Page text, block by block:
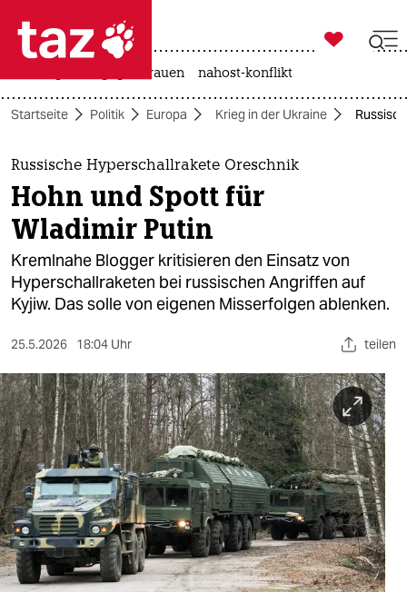
 taz zahl ich
taz zahl ich
themen
politik
öko
gesellschaft
sport
berlin
nord
wahrheit
verlag
verlag

taz zahl ich
gewalt gegen frauen nahost-konflikt
Startseite Politik Europa Krieg in der Ukraine
Russische Hyperschallrakete Oreschnik
Hohn und Spott für
Wladimir Putin
Kremlnahe Blogger kritisieren den Einsatz von
Hyperschallraketen bei russischen Angriffen auf
Kyjiw. Das solle von eigenen Misserfolgen ablenken.
25.5.2026 18:04 Uhr teilen